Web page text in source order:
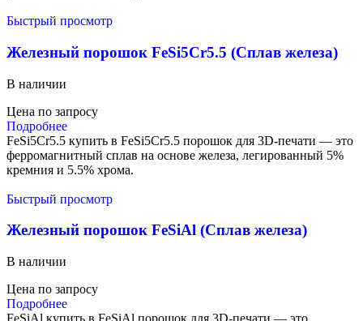
Быстрый просмотр
Железный порошок FeSi5Cr5.5 (Сплав железа)
В наличии
Цена по запросу
Подробнее
FeSi5Cr5.5 купить в FeSi5Cr5.5 порошок для 3D-печати — это
ферромагнитный сплав на основе железа, легированный 5%
кремния и 5.5% хрома.
Быстрый просмотр
Железный порошок FeSiAl (Сплав железа)
В наличии
Цена по запросу
Подробнее
FeSiAl купить в FeSiAl порошок для 3D-печати — это